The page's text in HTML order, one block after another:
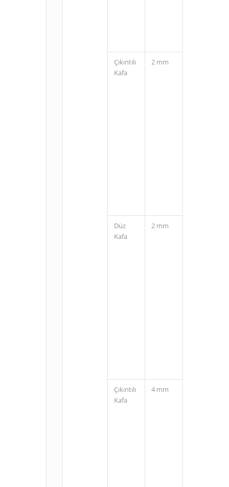
Çıkıntılı
Kafa
2 mm
Düz
Kafa
2 mm
Çıkıntılı
Kafa
4 mm